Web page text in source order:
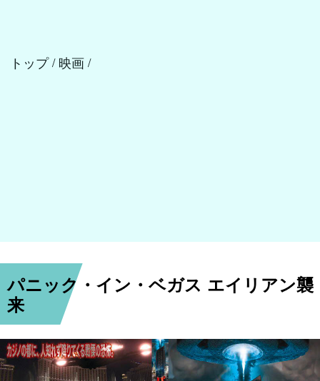
パニック・イン・ベガス エイリアン襲
来
トップ / 映画 /